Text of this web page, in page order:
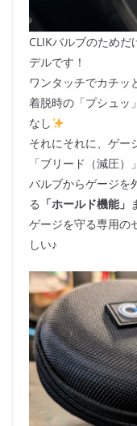
CLIKバルブのため
デルです！
ワンタッチでカチッ
着脱時の「プシュッ
なし
それにそれに、ゲー
「ブリード（減圧
バルブからゲージを
る 「ホールド機能」
ゲージを守る専用の
しい♪